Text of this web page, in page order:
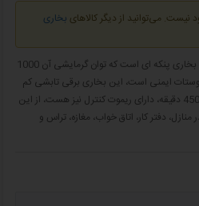
نیست. می‌توانید از دیگر کالاهای بخاری
بخاری برقی کم مصرف تابشی ویداس، بخاری پنکه ای است که توان گرمایشی آن 1000
ایمنی است، این بخاری برقی تابشی کم
مصرف علاوه بر دارا بودن تایمر از 30 تا 450 دقیقه، دارای ریموت کنترل نیز هست، از این
دفتر کار، اتاق خواب، مغازه، تراس و